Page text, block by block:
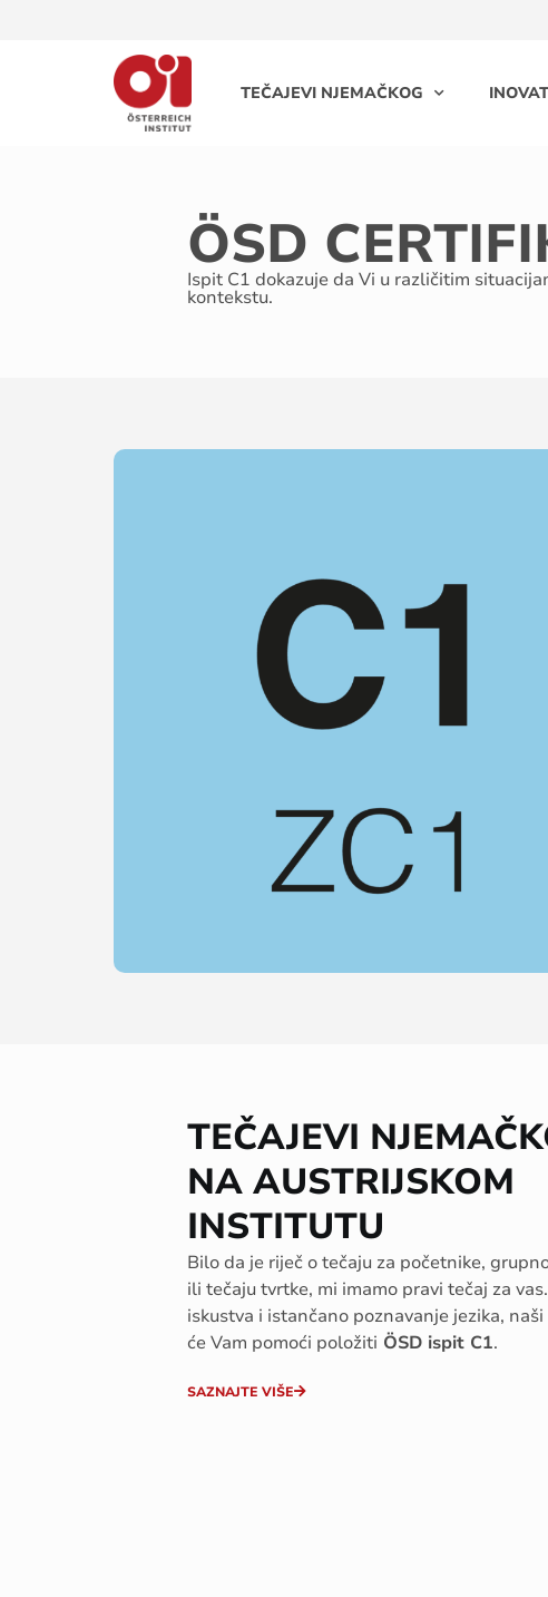
TEČAJEVI NJEMAČKOG
ÖSD
Ispit C1 dokazuje da Vi u različitim
kontekstu.
TEČAJEVI
NA AUSTRIJSKOM
INSTITUTU
Bilo da je riječ o tečaju za početnike,
ili tečaju tvrtke, mi imamo pravi tečaj za
iskustva i istančano poznavanje jezika,
će Vam pomoći položiti ÖSD ispit C1.
SAZNAJTE VIŠE